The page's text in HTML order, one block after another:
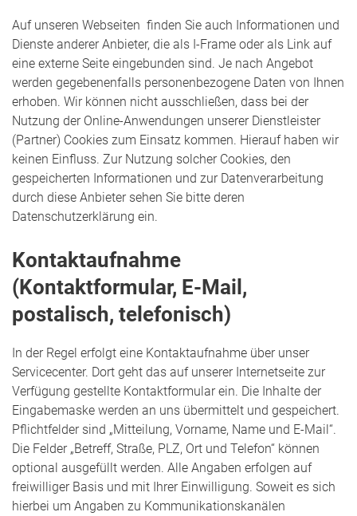
Auf unseren Webseiten finden Sie auch Informationen und
Dienste anderer Anbieter, die als I-Frame oder als Link auf
eine externe Seite eingebunden sind. Je nach Angebot
werden gegebenenfalls personenbezogene Daten von Ihnen
erhoben. Wir können nicht ausschließen, dass bei der
Nutzung der Online-Anwendungen unserer Dienstleister
(Partner) Cookies zum Einsatz kommen. Hierauf haben wir
keinen Einfluss. Zur Nutzung solcher Cookies, den
gespeicherten Informationen und zur Datenverarbeitung
durch diese Anbieter sehen Sie bitte deren
Datenschutzerklärung ein.
Kontaktaufnahme
(Kontaktformular, E-Mail,
postalisch, telefonisch)
In der Regel erfolgt eine Kontaktaufnahme über unser
Servicecenter. Dort geht das auf unserer Internetseite zur
Verfügung gestellte Kontaktformular ein. Die Inhalte der
Eingabemaske werden an uns übermittelt und gespeichert.
Pflichtfelder sind „Mitteilung, Vorname, Name und E-Mail“.
Die Felder „Betreff, Straße, PLZ, Ort und Telefon“ können
optional ausgefüllt werden. Alle Angaben erfolgen auf
freiwilliger Basis und mit Ihrer Einwilligung. Soweit es sich
hierbei um Angaben zu Kommunikationskanälen